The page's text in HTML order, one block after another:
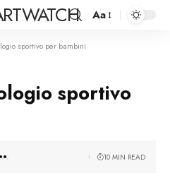
Font
Aa
sportivo per bambini
sportivo
10 MIN READ